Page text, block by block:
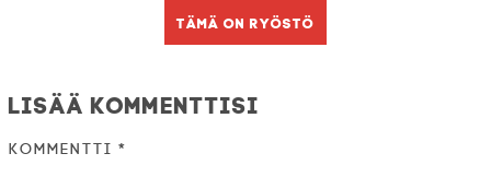
Tämä on ryöstö
Lisää kommenttisi
Kommentti *